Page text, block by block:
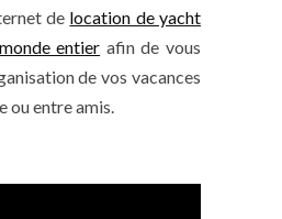
de location de yacht
entier afin de vous
de vos vacances
ou entre amis.